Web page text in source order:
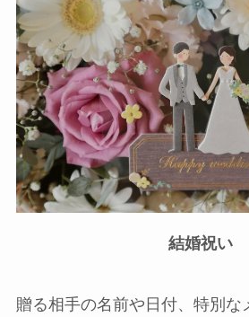
結婚祝い
贈る相手の名前や日付、特別な